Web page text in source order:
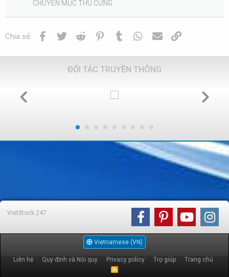
CHUYÊN MỤC THÚ CƯNG
Chia sẻ: Facebook
Twitter Reddit PinterestTumblr WhatsApp
Email
ĐỐI TÁC TRUYỀN THÔNG
VietStock 247
Vietnamese (VN)
Liên hệ Quy định và Nội quy Privacy policy Trợ giúp Trang chủ
R